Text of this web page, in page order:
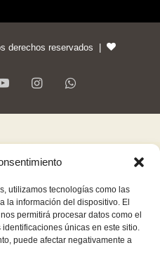
utilizamos tecnologías como las
la información del dispositivo. El
permitirá procesar datos como el
únicas en este sitio.
puede afectar negativamente a
derechos reservados |